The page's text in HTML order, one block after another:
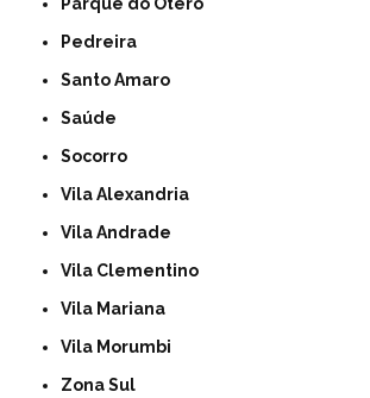
Parque do Otero
Pedreira
Santo Amaro
Saúde
Socorro
Vila Alexandria
Vila Andrade
Vila Clementino
Vila Mariana
Vila Morumbi
Zona Sul